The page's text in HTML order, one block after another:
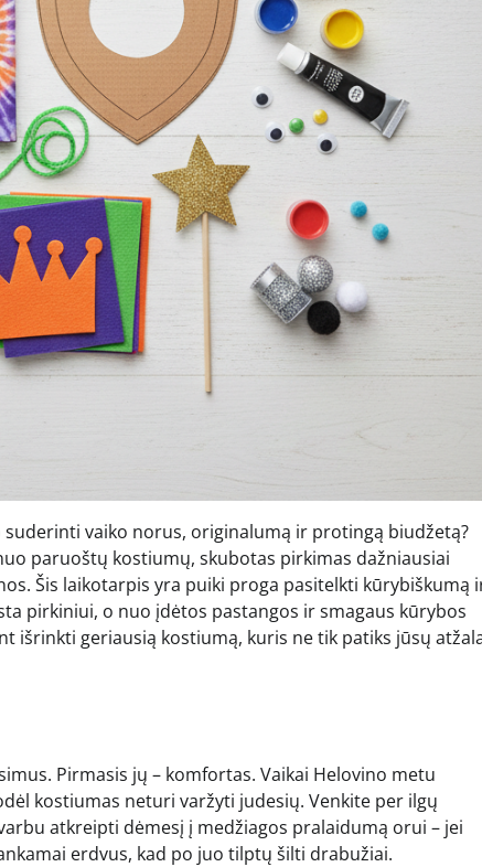
vaiko norus, originalumą ir protingą biudžetą?
paruoštų kostiumų, skubotas pirkimas dažniausiai
Šis laikotarpis yra puiki proga pasitelkti kūrybiškumą
pirkiniui, o nuo įdėtos pastangos ir smagaus kūrybos
išrinkti geriausią kostiumą, kuris ne tik patiks jūsų
Pirmasis jų – komfortas. Vaikai Helovino metu
kostiumas neturi varžyti judesių. Venkite per ilgų
atkreipti dėmesį į medžiagos pralaidumą orui – jei
erdvus, kad po juo tilptų šilti drabužiai.